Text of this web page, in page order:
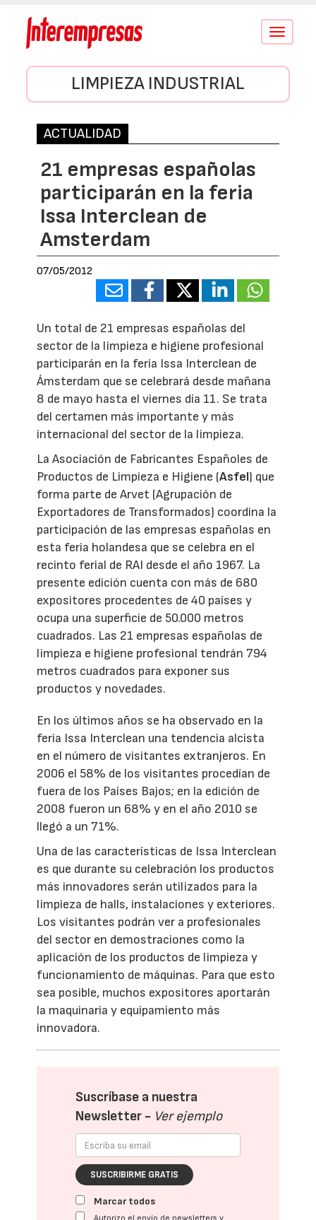
Conmutar
LIMPIEZA INDUSTRIAL
ACTUALIDAD
21 empresas españolas
participarán en la feria
Issa Interclean de
Amsterdam
07/05/2012
Un total de 21 empresas españolas del
sector de la limpieza e higiene profesional
participarán en la feria Issa Interclean de
Ámsterdam que se celebrará desde mañana
8 de mayo hasta el viernes día 11. Se trata
del certamen más importante y más
internacional del sector de la limpieza.
La Asociación de Fabricantes Españoles de
Productos de Limpieza e Higiene (Asfel) que
forma parte de Arvet (Agrupación de
Exportadores de Transformados) coordina la
participación de las empresas españolas en
esta feria holandesa que se celebra en el
recinto ferial de RAI desde el año 1967. La
presente edición cuenta con más de 680
expositores procedentes de 40 países y
ocupa una superficie de 50.000 metros
cuadrados. Las 21 empresas españolas de
limpieza e higiene profesional tendrán 794
metros cuadrados para exponer sus
productos y novedades.
En los últimos años se ha observado en la
feria Issa Interclean una tendencia alcista
en el número de visitantes extranjeros. En
2006 el 58% de los visitantes procedían de
fuera de los Países Bajos; en la edición de
2008 fueron un 68% y en el año 2010 se
llegó a un 71%.
Una de las características de Issa Interclean
es que durante su celebración los productos
más innovadores serán utilizados para la
limpieza de halls, instalaciones y exteriores.
Los visitantes podrán ver a profesionales
del sector en demostraciones como la
aplicación de los productos de limpieza y
funcionamiento de máquinas. Para que esto
sea posible, muchos expositores aportarán
la maquinaria y equipamiento más
innovadora.
Suscríbase a nuestra
Newsletter - Ver ejemplo
SUSCRIBIRME GRATIS
Marcar todos